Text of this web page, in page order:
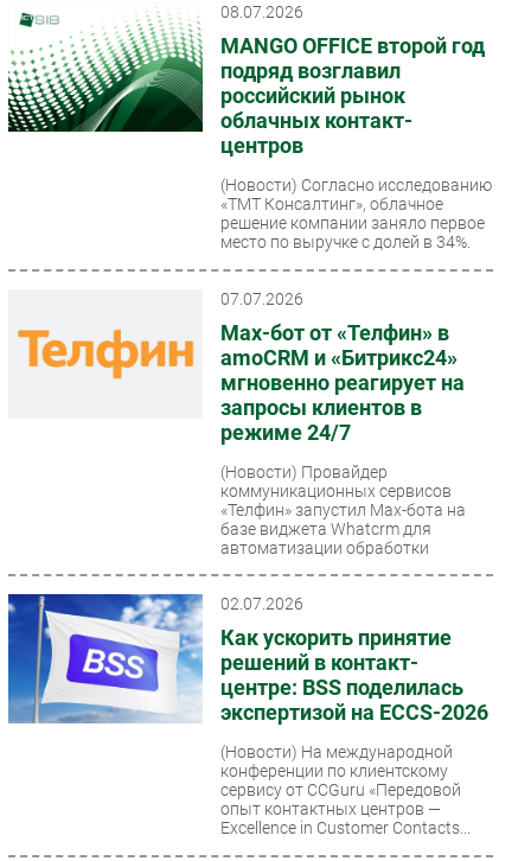
08.07.2026
MANGO OFFICE второй год
подряд возглавил
российский рынок
облачных контакт-
центров
(Новости) Согласно исследованию
«ТМТ Консалтинг», облачное
решение компании заняло первое
место по выручке с долей в 34%.
07.07.2026
Max-бот от «Телфин» в
amoCRM и «Битрикс24»
мгновенно реагирует на
запросы клиентов в
режиме 24/7
(Новости) Провайдер
коммуникационных сервисов
«Телфин» запустил Max-бота на
базе виджета Whatcrm для
автоматизации обработки
02.07.2026
Как ускорить принятие
решений в контакт-
центре: BSS поделилась
экспертизой на ECCS-2026
(Новости) На международной
конференции по клиентскому
сервису от CCGuru «Передовой
опыт контактных центров —
Excellence in Customer Contacts...